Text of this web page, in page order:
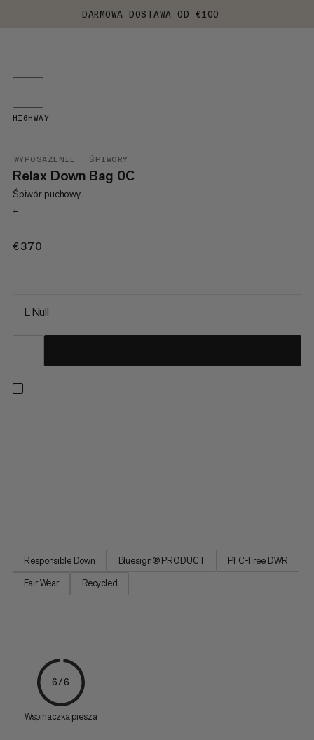
DARMOWA DOSTAWA OD €100
WYPOSAŻENIE ŚPIWORY
Relax Down Bag 0C
Śpiwór puchowy
+
€370
HIGHWAY
L Null
Responsible Down Bluesign® PRODUCT
PFC-Free DWR
Fair Wear
Recycled
6/6
Wspinaczka piesza